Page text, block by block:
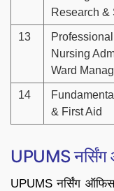
Research &
13
Nursing
Ward
14
& First Aid
UPUMS
UPUMS नर्सिंग